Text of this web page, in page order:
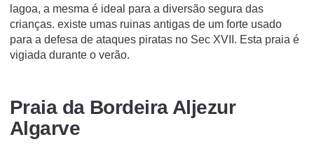
lagoa, a mesma é ideal para a diversão segura das
crianças. existe umas ruinas antigas de um forte usado
para a defesa de ataques piratas no Sec XVII. Esta praia é
vigiada durante o verão.
Praia da Bordeira Aljezur
Algarve